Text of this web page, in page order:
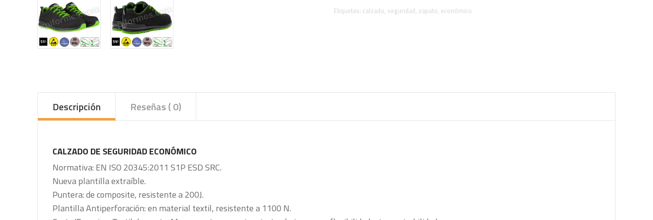
Etiquetas: calzado, seguridad, zapato, económico
Descripción Reseñas ( 0)
CALZADO DE SEGURIDAD ECONÓMICO
Normativa: EN ISO 20345:2011 S1P ESD SRC.
Nueva plantilla extraíble.
Puntera: de composite, resistente a 200J.
Plantilla Antiperforación: en material textil, resistente a 1100 N.